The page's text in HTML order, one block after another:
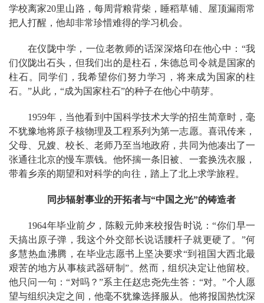
学校离家20里山路，每周背粮背柴，睡稻草铺、屋顶漏雨常
把人打醒，他却非常珍惜难得的学习机会。
在仪陇中学，一位老教师的话深深烙印在他心中：“我
们仪陇出石头，但我们出的是柱石，朱德总司令就是国家的
柱石。同学们，我希望你们努力学习，将来成为国家的柱
石。”从此，“成为国家柱石”的种子在他心中萌芽。
1959年，当他看到中国科学技术大学的招生简章时，毫
不犹豫地将原子核物理及工程系列为第一志愿。喜讯传来，
父母、兄嫂、校长、老师乃至当地政府，共同为他凑出了一
张通往北京的慢车票钱。他怀揣一条旧被、一套换洗衣服，
带着乡亲的期望和对科学的向往，踏上了北上求学旅程。
同步辐射事业的开拓者与“中国之光”的铸造者
1964年毕业前夕，陈毅元帅来校报告时说：“你们早一
天搞出原子弹，我这个外交部长说话腰杆子就更硬了。”何
多慧热血沸腾，在毕业志愿书上坚决要求“到祖国大西北最
艰苦的地方从事核武器研制”。然而，组织决定让他留校。
他只问一句：“对吗？”系主任赵忠尧先生答：“对。”个人愿
望与组织决定之间，他毫不犹豫选择服从。他将报国热忱深